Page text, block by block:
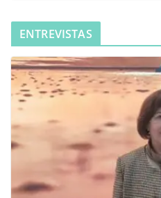
ENTREVISTAS